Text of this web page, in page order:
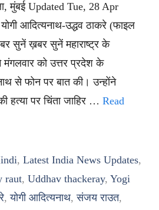
मुंबई Updated Tue, 28 Apr
आदित्यनाथ-उद्धव ठाकरे (फाइल
सुनें ख़बर सुनें महाराष्ट्र के
मंगलवार को उत्तर प्रदेश के
से फोन पर बात की। उन्होंने
हत्या पर चिंता जाहिर … Read
, Latest India News Updates,
raut, Uddhav thackeray, Yogi
,योगी आदित्यनाथ,संजय राउत,